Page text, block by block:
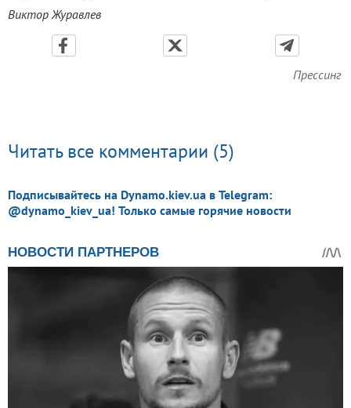
Виктор Журавлев
Прессинг
Читать все комментарии (5)
Подписывайтесь на Dynamo.kiev.ua в Telegram:
@dynamo_kiev_ua! Только самые горячие новости